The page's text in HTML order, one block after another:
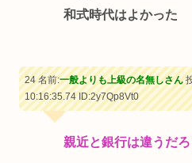
和式時代はよかった
24 名前:一般よりも上級の名無しさん
10:16:35.74ID:2y7Qp8Vt0
親近と銀行は違うだろ